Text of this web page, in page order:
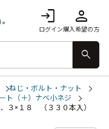
login
ログイン
person
購入希望の方
search
ねじ・ボルト・ナット
ト（＋）ナベ小ネジ
３×１８ （３３０本入）